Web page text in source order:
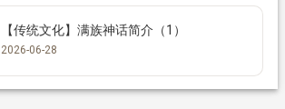
【传统文化】满族神话简介（1）
2026-06-28